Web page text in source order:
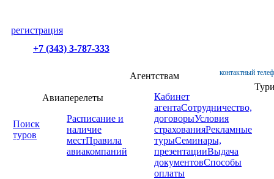
регистрация
+7 (343) 3-787-333
контактный
Поиск
туров
Авиаперелеты
Расписание и
наличие
местПравила
авиакомпаний
Агентствам
Кабинет
агентаСотрудничество,
договорыУсловия
страхованияРекламные
турыСеминары,
презентацииВыдача
документовСпособы
оплаты